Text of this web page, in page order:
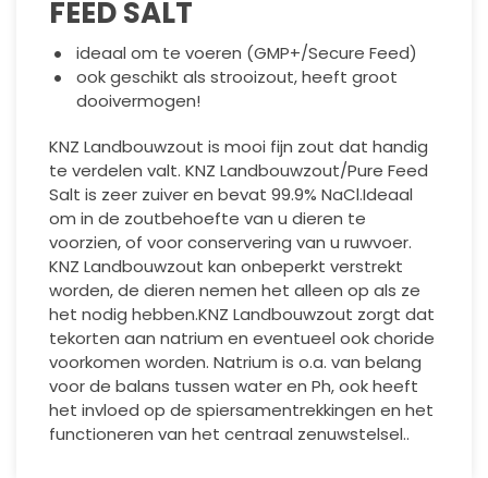
FEED SALT
ideaal om te voeren (GMP+/Secure Feed)
ook geschikt als strooizout, heeft groot
dooivermogen!
KNZ Landbouwzout is mooi fijn zout dat handig
te verdelen valt. KNZ Landbouwzout/Pure Feed
Salt is zeer zuiver en bevat 99.9% NaCl.Ideaal
om in de zoutbehoefte van u dieren te
voorzien, of voor conservering van u ruwvoer.
KNZ Landbouwzout kan onbeperkt verstrekt
worden, de dieren nemen het alleen op als ze
het nodig hebben.KNZ Landbouwzout zorgt dat
tekorten aan natrium en eventueel ook choride
voorkomen worden. Natrium is o.a. van belang
voor de balans tussen water en Ph, ook heeft
het invloed op de spiersamentrekkingen en het
functioneren van het centraal zenuwstelsel..